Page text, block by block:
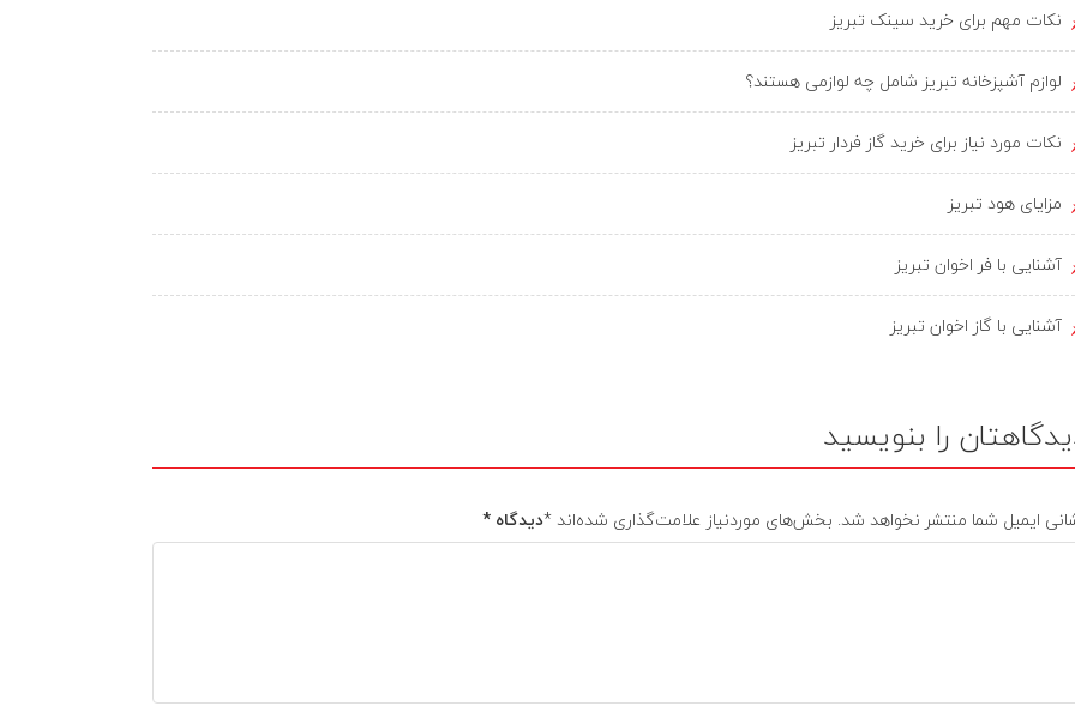
نکات مهم برای خرید سینک تبریز
لوازم آشپزخانه تبریز شامل چه لوازمی هستند؟
نکات مورد نیاز برای خرید گاز فردار تبریز
مزایای هود تبریز
آشنایی با فر اخوان تبریز
آشنایی با گاز اخوان تبریز
را بنویسید
ایمیل شما منتشر نخواهد شد. بخش‌های موردنیاز علامت‌گذاری شده‌اند *دیدگاه *